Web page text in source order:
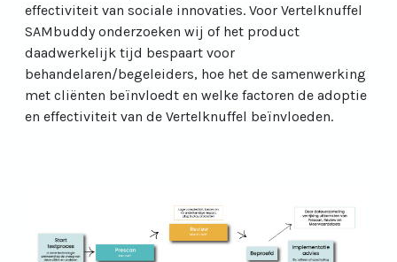
effectiviteit van sociale innovaties. Voor Vertelknuffel
SAMbuddy onderzoeken wij of het product
daadwerkelijk tijd bespaart voor
behandelaren/begeleiders, hoe het de samenwerking
met cliënten beïnvloedt en welke factoren de adoptie
en effectiviteit van de Vertelknuffel beïnvloeden.